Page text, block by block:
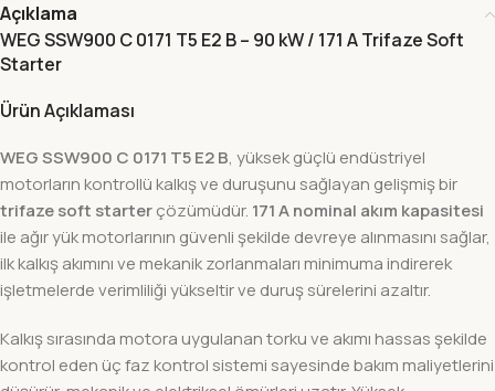
Açıklama
WEG SSW900 C 0171 T5 E2 B – 90 kW / 171 A Trifaze Soft
Starter
Ürün Açıklaması
WEG SSW900 C 0171 T5 E2 B, yüksek güçlü endüstriyel
motorların kontrollü kalkış ve duruşunu sağlayan gelişmiş bir
trifaze soft starterçözümüdür. 171 A nominal akım kapasitesi
ile ağır yük motorlarının güvenli şekilde devreye alınmasını sağlar,
ilk kalkış akımını ve mekanik zorlanmaları minimuma indirerek
işletmelerde verimliliği yükseltir ve duruş sürelerini azaltır.
Kalkış sırasında motora uygulanan torku ve akımı hassas şekilde
kontrol eden üç faz kontrol sistemi sayesinde bakım maliyetlerini